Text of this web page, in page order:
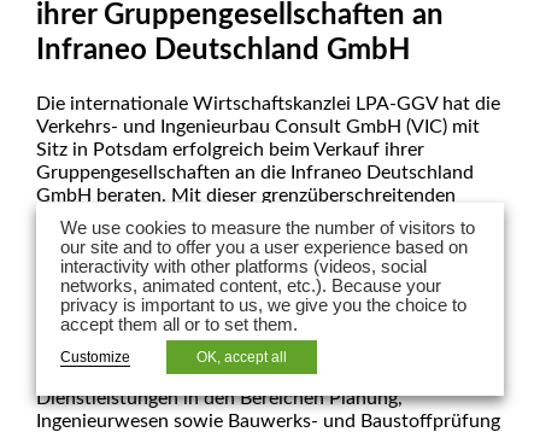
ihrer Gruppengesellschaften an
Infraneo Deutschland GmbH
Die internationale Wirtschaftskanzlei LPA-GGV hat die
Verkehrs- und Ingenieurbau Consult GmbH (VIC) mit
Sitz in Potsdam erfolgreich beim Verkauf ihrer
Gruppengesellschaften an die Infraneo Deutschland
GmbH beraten. Mit dieser grenzüberschreitenden
Transaktion werden die verkauften
Gruppengesellschaften der VIC Teil der internationalen
Infraneo-Gruppe, einem führenden Spezialisten für
Infrastruktur-Asset-Integrity in Europa und
Portfoliounternehmen des französischen Private-
Equity-Fonds Seven2 (ehemals Apax Partners).
VIC bietet seit über 70 Jahren umfassende
Dienstleistungen in den Bereichen Planung,
Ingenieurwesen sowie Bauwerks- und Baustoffprüfung
We use cookies to measure the number of visitors to
our site and to offer you a user experience based on
interactivity with other platforms (videos, social
networks, animated content, etc.). Because your
privacy is important to us, we give you the choice to
accept them all or to set them.
Customize OK, accept all